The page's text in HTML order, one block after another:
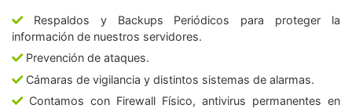
Respaldos y Backups Periódicos para proteger la
información de nuestros servidores.
Prevención de ataques.
Cámaras de vigilancia y distintos sistemas de alarmas.
Contamos con Firewall Físico, antivirus permanentes en